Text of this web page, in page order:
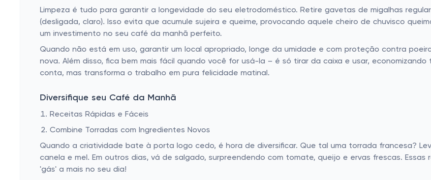
Limpeza é tudo para garantir a longevidade do seu eletrodoméstico. Retire gavetas de migalhas
(desligada, claro). Isso evita que acumule sujeira e queime, provocando aquele cheiro de chuvisco
um investimento no seu café da manhã perfeito.
Quando não está em uso, garantir um local apropriado, longe da umidade e com proteção contra
nova. Além disso, fica bem mais fácil quando você for usá-la – é só tirar da caixa e usar,
conta, mas transforma o trabalho em pura felicidade matinal.
Diversifique seu Café da Manhã
Receitas Rápidas e Fáceis
Combine Torradas com Ingredientes Novos
Quando a criatividade bate à porta logo cedo, é hora de diversificar. Que tal uma torrada francesa?
canela e mel. Em outros dias, vá de salgado, surpreendendo com tomate, queijo e ervas frescas.
'gás' a mais no seu dia!